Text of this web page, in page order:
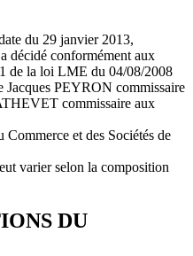
du 29 janvier 2013,
décidé conformément aux
de la loi LME du 04/08/2008
Jacques PEYRON commissaire
commissaire aux
et des Sociétés de
varier selon la composition
DU